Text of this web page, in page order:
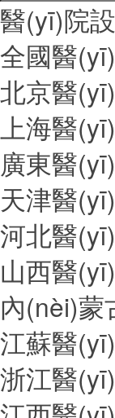
醫(yī)院
全國醫
北京醫
上海醫
廣東醫
天津醫
河北醫
山西醫
內(nèi)蒙
江蘇醫
浙江醫